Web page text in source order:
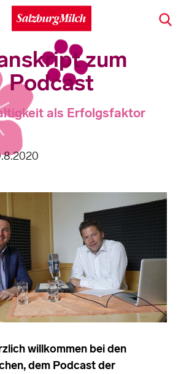
zum
Podcast
als Erfolgsfaktor
willkommen bei den
dem Podcast der